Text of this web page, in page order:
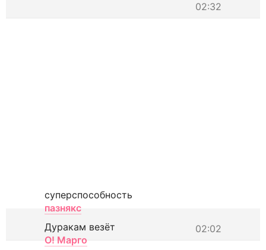
02:32
суперспособность
пазнякс
02:02
Дуракам везёт
О! Марго